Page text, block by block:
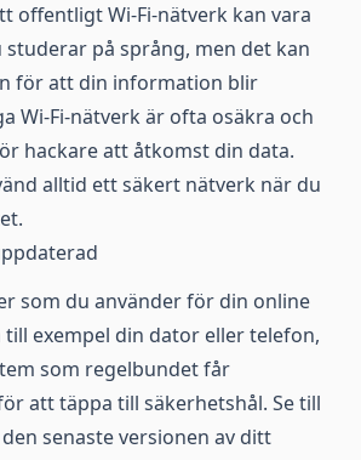
offentligt Wi-Fi-nätverk kan vara
på språng, men det kan
för att din information blir
Wi-Fi-nätverk är ofta osäkra och
hackare att åtkomst din data.
alltid ett säkert nätverk när du
som du använder för din online
exempel din dator eller telefon,
som regelbundet får
att täppa till säkerhetshål. Se till
senaste versionen av ditt